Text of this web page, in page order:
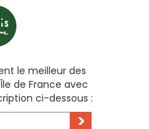
le meilleur des
de France avec
ci-dessous :
>